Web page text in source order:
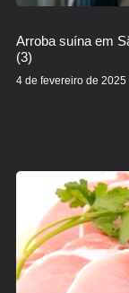
Arroba suína em
(3)
4 de fevereiro de 2025